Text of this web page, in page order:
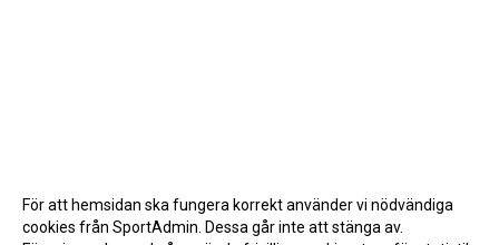
För att hemsidan ska fungera korrekt använder vi nödvändiga
cookies från SportAdmin. Dessa går inte att stänga av.